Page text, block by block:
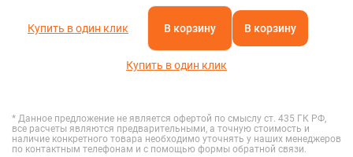
Купить в один клик В корзину В корзину
Купить в один клик
* Данное предложение не является офертой по смыслу ст. 435 ГК РФ,
все расчеты являются предварительными, а точную стоимость и
наличие конкретного товара необходимо уточнять у наших менеджеров
по контактным телефонам и с помощью формы обратной связи.